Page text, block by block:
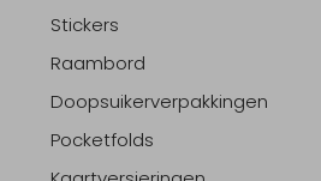
Stickers
Raambord
Doopsuikerverpakkingen
Pocketfolds